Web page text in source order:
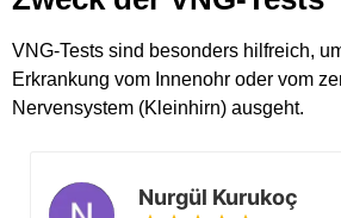
VNG-Tests sind besonders hilfreich,
Erkrankung vom Innenohr oder vom
Nervensystem (Kleinhirn) ausgeht.
Nurgül Kurukoç